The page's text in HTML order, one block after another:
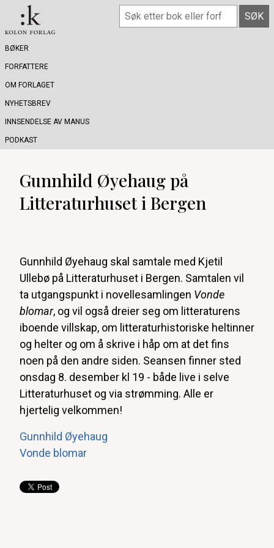
BØKER
FORFATTERE
OM FORLAGET
NYHETSBREV
INNSENDELSE AV MANUS
PODKAST
Gunnhild Øyehaug på
Litteraturhuset i Bergen
Gunnhild Øyehaug skal samtale med Kjetil
Ullebø på Litteraturhuset i Bergen. Samtalen vil
ta utgangspunkt i novellesamlingen Vonde
blomar, og vil også dreier seg om litteraturens
iboende villskap, om litteraturhistoriske heltinner
og helter og om å skrive i håp om at det fins
noen på den andre siden. Seansen finner sted
onsdag 8. desember kl 19 - både live i selve
Litteraturhuset og via strømming. Alle er
hjertelig velkommen!
Gunnhild Øyehaug
Vonde blomar